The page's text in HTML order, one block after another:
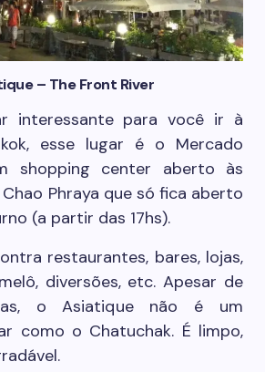
– The Front River
interessante para você ir à
esse lugar é o Mercado
shopping center aberto às
Phraya que só fica aberto
(a partir das 17hs).
restaurantes, bares, lojas,
diversões, etc. Apesar de
o Asiatique não é um
como o Chatuchak. É limpo,